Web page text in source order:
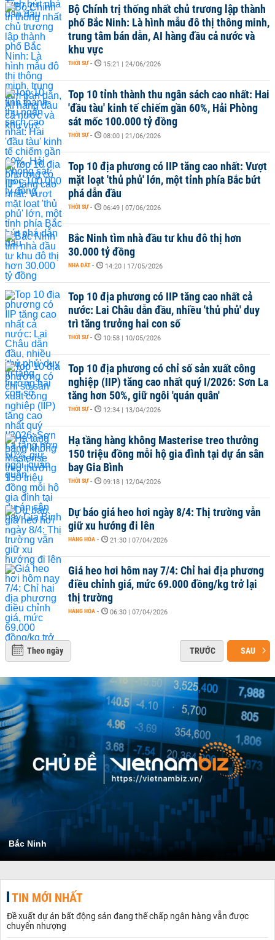
Bộ Chính trị thống nhất chủ trương lập thành
phố Bắc Ninh: Là hình mẫu đô thị thông minh,
trung tâm bán dẫn, AI hàng đầu cả nước và
khu vực
THỜI SỰ - 15:21 | 24/06/2026
Top 10 tỉnh thành thu ngân sách cao nhất: Hai
'đầu tàu' kinh tế chiếm gần 60%, Hải Phòng
sát mốc 100.000 tỷ đồng
THỜI SỰ - 08:00 | 21/06/2026
Top 10 địa phương có IIP tăng cao nhất: Vượt
mặt loạt 'thủ phủ' lớn, một tỉnh phía Bắc bứt
phá dẫn đầu
THỜI SỰ - 06:49 | 07/06/2026
Bắc Ninh tìm nhà đầu tư khu đô thị hơn
30.000 tỷ đồng
NHÀ ĐẤT - 14:20 | 17/05/2026
Top 10 địa phương có IIP tăng cao nhất cả
nước: Lai Châu dẫn đầu, nhiều 'thủ phủ' duy
trì tăng trưởng hai con số
THỜI SỰ - 10:58 | 10/05/2026
Top 10 địa phương có chỉ số sản xuất công
nghiệp (IIP) tăng cao nhất quý I/2026: Sơn La
tăng hơn 50%, giữ ngôi 'quán quân'
THỜI SỰ - 12:34 | 13/04/2026
Hạ tầng hàng không Masterise treo thưởng
150 triệu đồng mỗi hộ gia đình tại dự án sân
bay Gia Bình
THỜI SỰ - 09:18 | 12/04/2026
Dự báo giá heo hơi ngày 8/4: Thị trường vẫn
giữ xu hướng đi lên
HÀNG HÓA - 21:30 | 07/04/2026
Giá heo hơi hôm nay 7/4: Chỉ hai địa phương
điều chỉnh giá, mức 69.000 đồng/kg trở lại
thị trường
HÀNG HÓA - 06:30 | 07/04/2026
Theo ngày TRƯỚC SAU
Bắc Ninh
TIN MỚI NHẤT
Đề xuất dự án bất động sản đang thế chấp ngân hàng vẫn được
chuyển nhượng